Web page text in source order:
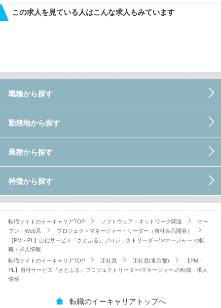
この求人を見ている人はこんな求人もみています
職種から探す
勤務地から探す
業種から探す
特徴から探す
転職サイトのイーキャリアTOP ソフトウェア・ネットワーク関連
オー
プン・Web系
プロジェクトマネージャー・リーダー（自社製品開発）
【PM・PL】自社サービス『さとふる』プロジェクトリーダー/マネージャー.の転
職・求人情報
転職サイトのイーキャリアTOP
正社員 正社員(東京都)
【PM・
PL】自社サービス『さとふる』プロジェクトリーダー/マネージャー.の転職・求人
情報
転職のイーキャリアトップへ